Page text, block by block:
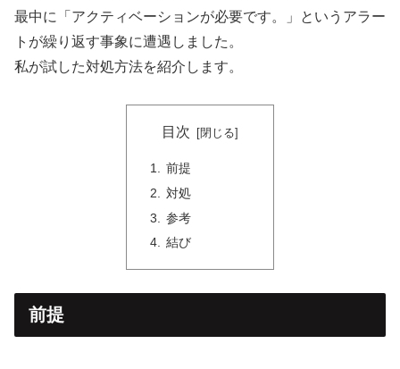
最中に「アクティベーションが必要です。」というアラー
トが繰り返す事象に遭遇しました。
私が試した対処方法を紹介します。
目次
前提
対処
参考
結び
前提